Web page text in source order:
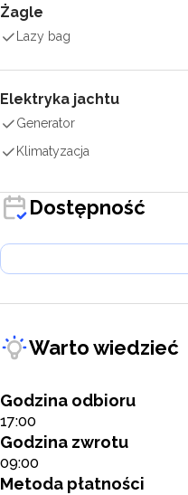
Żagle
Lazy bag
Elektryka jachtu
Generator
Klimatyzacja
Dostępność
Warto wiedzieć
Godzina odbioru
17:00
Godzina zwrotu
09:00
Metoda płatności